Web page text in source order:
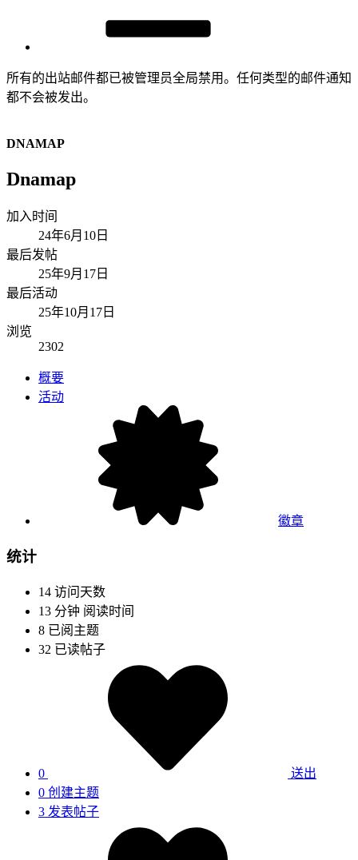
所有的出站邮件都已被管理员全局禁用。任何类型的邮件通知
都不会被发出。
DNAMAP
Dnamap
加入时间
24年6月10日
最后发帖
25年9月17日
最后活动
25年10月17日
浏览
2302
概要
活动
徽章
统计
14 访问天数
13 分钟 阅读时间
8 已阅主题
32 已读帖子
0
送出
0 创建主题
3 发表帖子